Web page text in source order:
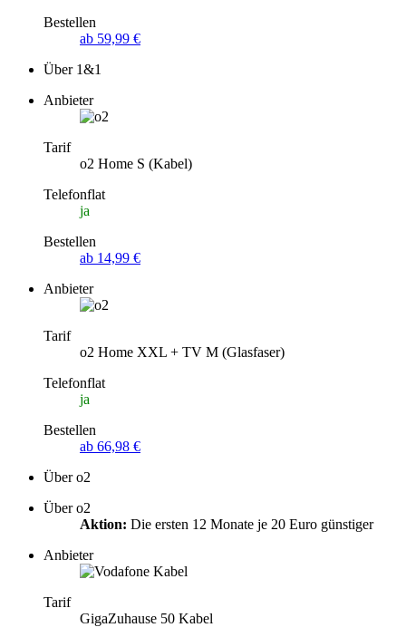
Bestellen
ab 59,99 €
Über 1&1
Anbieter
Tarif
o2 Home S (Kabel)
Telefonflat
ja
Bestellen
ab 14,99 €
Anbieter
Tarif
o2 Home XXL + TV M (Glasfaser)
Telefonflat
ja
Bestellen
ab 66,98 €
Über o2
Über o2
Aktion: Die ersten 12 Monate je 20 Euro günstiger
Anbieter
Tarif
GigaZuhause 50 Kabel